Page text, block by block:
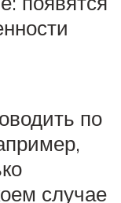
по
случае